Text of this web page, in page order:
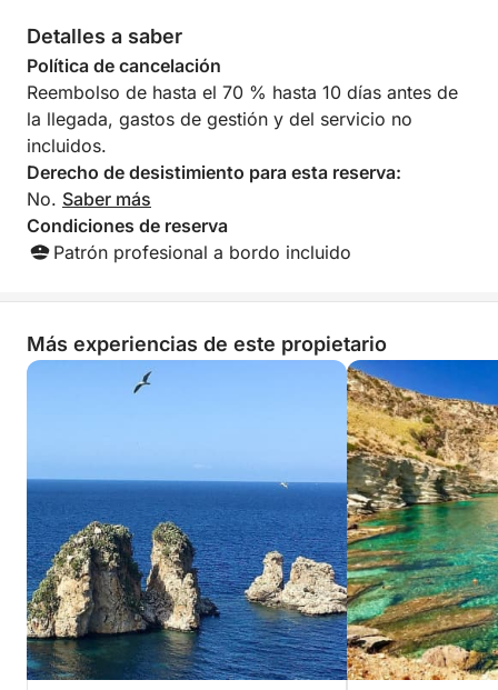
Detalles a saber
Política de cancelación
Reembolso de hasta el 70 % hasta 10 días antes de
la llegada, gastos de gestión y del servicio no
incluidos.
Derecho de desistimiento para esta reserva:
No. Saber más
Condiciones de reserva
Patrón profesional a bordo incluido
Más experiencias de este propietario